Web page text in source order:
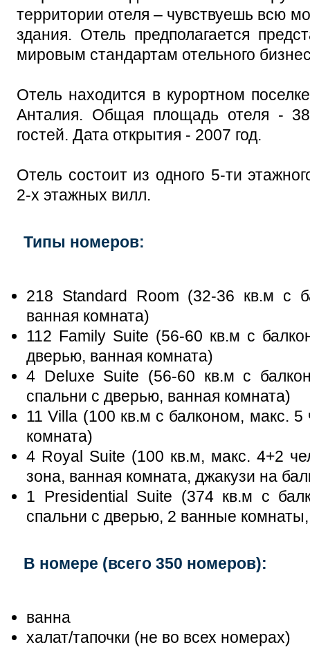
территории отеля – чувствуешь всю
здания. Отель предполагается
мировым стандартам отельного
Отель находится в курортном
Анталия. Общая площадь отеля -
гостей. Дата открытия - 2007 год.
Отель состоит из одного 5-ти
2-х этажных вилл.
Типы номеров:
218 Standard Room (32-36 кв.м с
ванная комната)
112 Family Suite (56-60 кв.м с
дверью, ванная комната)
4 Deluxe Suite (56-60 кв.м с
спальни с дверью, ванная комната)
11 Villa (100 кв.м с балконом, макс. 5
комната)
4 Royal Suite (100 кв.м, макс. 4+2
зона, ванная комната, джакузи на
1 Presidential Suite (374 кв.м с
спальни с дверью, 2 ванные
В номере (всего 350 номеров):
ванна
халат/тапочки (не во всех номерах)